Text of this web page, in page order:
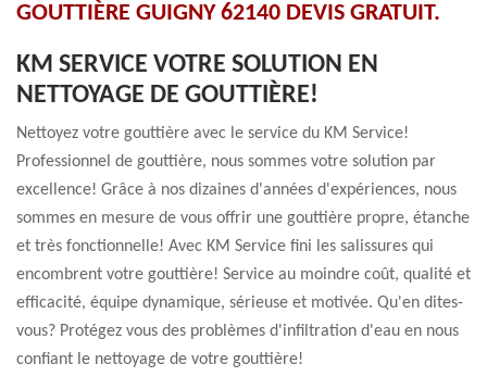
GOUTTIÈRE GUIGNY 62140 DEVIS GRATUIT.
KM SERVICE VOTRE SOLUTION EN
NETTOYAGE DE GOUTTIÈRE!
Nettoyez votre gouttière avec le service du KM Service!
Professionnel de gouttière, nous sommes votre solution par
excellence! Grâce à nos dizaines d'années d'expériences, nous
sommes en mesure de vous offrir une gouttière propre, étanche
et très fonctionnelle! Avec KM Service fini les salissures qui
encombrent votre gouttière! Service au moindre coût, qualité et
efficacité, équipe dynamique, sérieuse et motivée. Qu'en dites-
vous? Protégez vous des problèmes d'infiltration d'eau en nous
confiant le nettoyage de votre gouttière!